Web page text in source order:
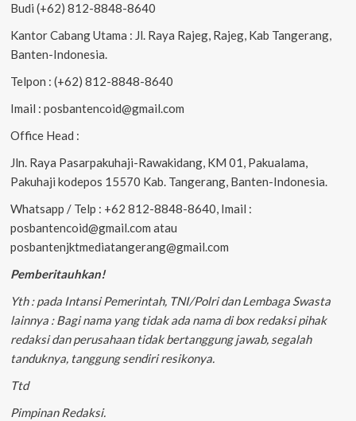
Budi (+62) 812-8848-8640
Kantor Cabang Utama : Jl. Raya Rajeg, Rajeg, Kab Tangerang,
Banten-Indonesia.
Telpon : (+62) 812-8848-8640
Imail : posbantencoid@gmail.com
Office Head :
Jln. Raya Pasarpakuhaji-Rawakidang, KM 01, Pakualama,
Pakuhaji kodepos 15570 Kab. Tangerang, Banten-Indonesia.
Whatsapp / Telp : +62 812-8848-8640, Imail :
posbantencoid@gmail.com atau
posbantenjktmediatangerang@gmail.com
Pemberitauhkan!
Yth : pada Intansi Pemerintah, TNI/Polri dan Lembaga Swasta
lainnya : Bagi nama yang tidak ada nama di box redaksi pihak
redaksi dan perusahaan tidak bertanggung jawab, segalah
tanduknya, tanggung sendiri resikonya.
Ttd
Pimpinan Redaksi.